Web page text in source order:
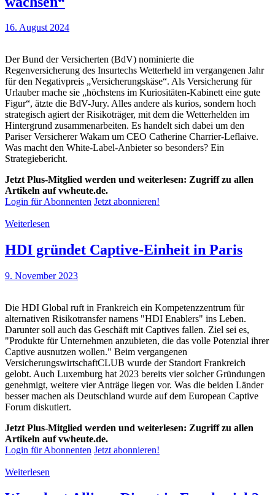
16. August 2024
Der Bund der Versicherten (BdV) nominierte die
Regenversicherung des Insurtechs Wetterheld im vergangenen Jahr
für den Negativpreis „Versicherungskäse“. Als Versicherung für
Urlauber mache sie „höchstens im Kuriositäten-Kabinett eine gute
Figur“, ätzte die BdV-Jury. Alles andere als kurios, sondern hoch
strategisch agiert der Risikoträger, mit dem die Wetterhelden im
Hintergrund zusammenarbeiten. Es handelt sich dabei um den
Pariser Versicherer Wakam um CEO Catherine Charrier-Leflaive.
Was macht den White-Label-Anbieter so besonders? Ein
Strategiebericht.
Jetzt Plus-Mitglied werden und weiterlesen: Zugriff zu allen
Artikeln auf vwheute.de.
Login für Abonnenten Jetzt abonnieren!
Weiterlesen
HDI gründet Captive-Einheit in Paris
9. November 2023
Die HDI Global ruft in Frankreich ein Kompetenzzentrum für
alternativen Risikotransfer namens "HDI Enablers" ins Leben.
Darunter soll auch das Geschäft mit Captives fallen. Ziel sei es,
"Produkte für Unternehmen anzubieten, die das volle Potenzial ihrer
Captive ausnutzen wollen." Beim vergangenen
VersicherungswirtschaftCLUB wurde der Standort Frankreich
gelobt. Auch Luxemburg hat 2023 bereits vier solcher Gründungen
genehmigt, weitere vier Anträge liegen vor. Was die beiden Länder
besser machen als Deutschland wurde auf dem European Captive
Forum diskutiert.
Jetzt Plus-Mitglied werden und weiterlesen: Zugriff zu allen
Artikeln auf vwheute.de.
Login für Abonnenten Jetzt abonnieren!
Weiterlesen